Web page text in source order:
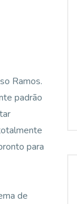
Ramos.
padrão
para
de